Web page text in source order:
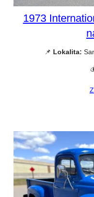
1973
📌 Lokalita: